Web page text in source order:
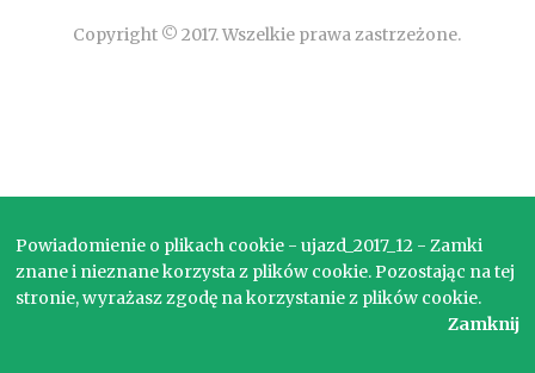
Copyright © 2017. Wszelkie prawa zastrzeżone.
Powiadomienie o plikach cookie - ujazd_2017_12 - Zamki
znane i nieznane korzysta z plików cookie. Pozostając na tej
stronie, wyrażasz zgodę na korzystanie z plików cookie.
Zamknij